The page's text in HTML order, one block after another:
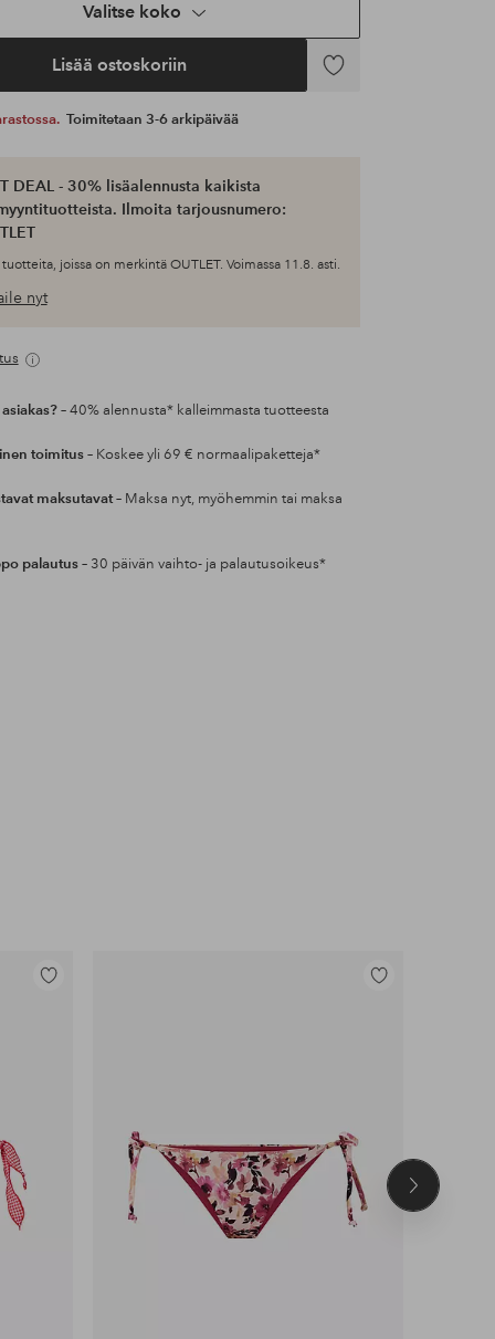
Valitse koko
Lisää ostoskoriin
Lisää
Toimitetaan 3-6 arkipäivää
DEAL - 30% lisäalennusta kaikista
Ilmoita tarjousnumero:
joissa on merkintä OUTLET. Voimassa 11.8. asti.
nyt
– 40% alennusta* kalleimmasta tuotteesta
toimitus– Koskee yli 69 € normaalipaketteja*
maksutavat– Maksa nyt, myöhemmin tai maksa
palautus– 30 päivän vaihto- ja palautusoikeus*
Lisää
Lisää
Seuraava